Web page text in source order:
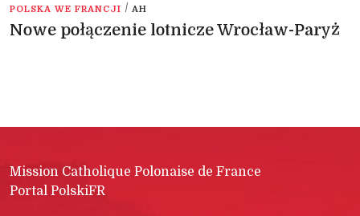
POLSKA WE FRANCJI / AH
Nowe połączenie lotnicze Wrocław-Paryż
Mission Catholique Polonaise de France
Portal PolskiFR